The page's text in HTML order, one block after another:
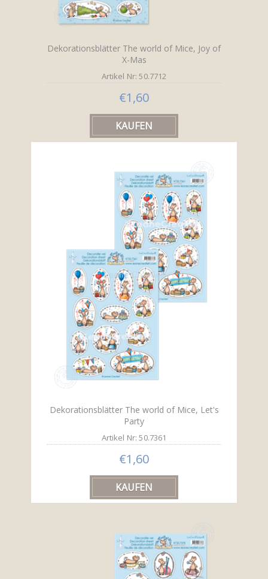
Dekorationsblätter The world of Mice, Joy of
X-Mas
Artikel Nr: 50.7712
€1,60
Dekorationsblätter The world of Mice, Let's
Party
Artikel Nr: 50.7361
€1,60